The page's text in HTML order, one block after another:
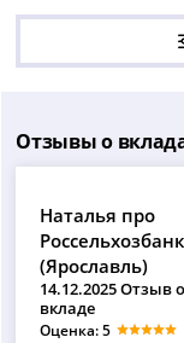
Отзывы о
Наталья про
(Ярославль)
14.12.2025 Отзыв о
вкладе
Оценка: 5